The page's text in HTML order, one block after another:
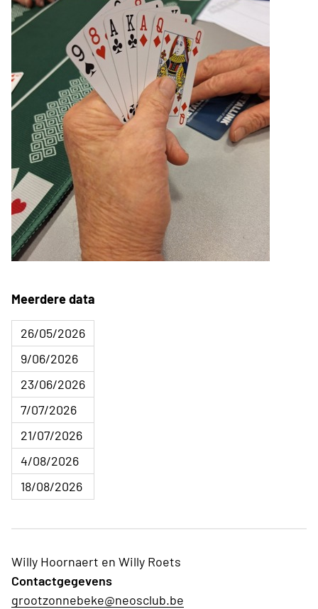
Meerdere data
26/05/2026
9/06/2026
23/06/2026
7/07/2026
21/07/2026
4/08/2026
18/08/2026
Willy Hoornaert en Willy Roets
Contactgegevens
grootzonnebeke@neosclub.be